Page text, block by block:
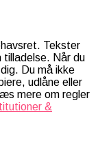
Tekster
tilladelse. Når du
Du må ikke
udlåne eller
mere om regler
&